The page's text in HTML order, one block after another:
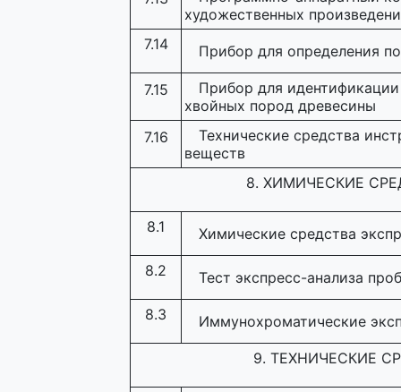
художественных
7.14
Прибор для определения
7.15
Прибор для
хвойных пород древесины
7.16
Технические средства
веществ
8. ХИМИЧЕСКИЕ
8.1 Химические средства
8.2 Тест экспресс-анализа
8.3 Иммунохроматические
9. ТЕХНИЧЕСКИЕ